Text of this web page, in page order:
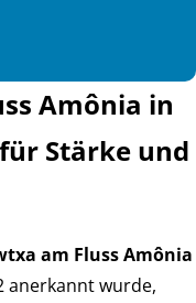
Amônia in
Stärke und
am Fluss Amônia
anerkannt wurde,